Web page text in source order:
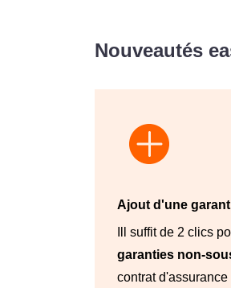
Nouveautés
Ajout d'une
Ill suffit de 2 clics
garanties non-
contrat